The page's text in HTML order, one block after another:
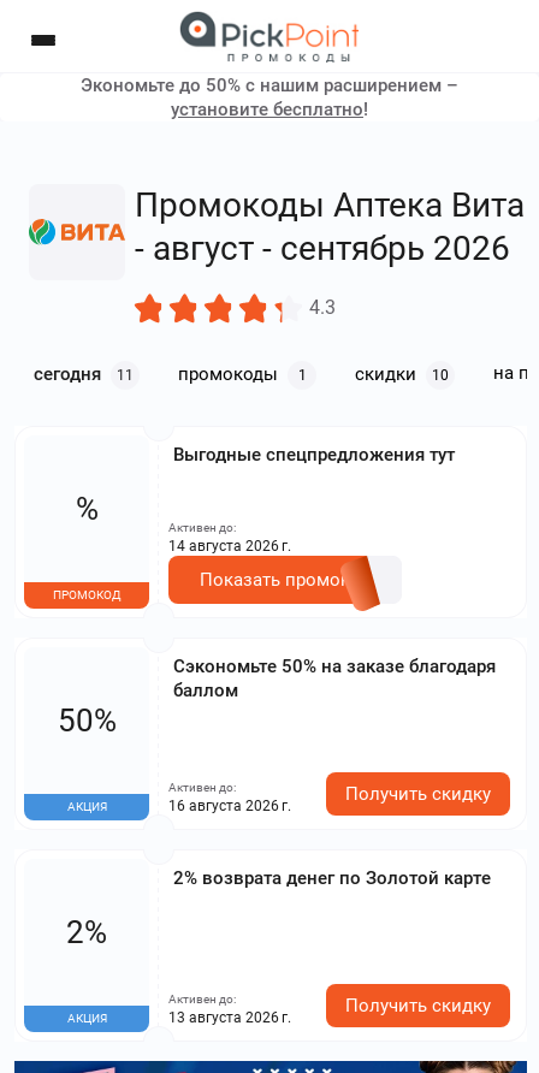
Экономьте до 50% с нашим расширением –
установите бесплатно!
Промокоды Аптека Вита
- август - сентябрь 2026
4.3
сегодня 11 промокоды 1 скидки 10 на
Выгодные спецпредложения тут
%
ПРОМОКОД
Активен до:
14 августа 2026 г.
Показать промокод
Сэкономьте 50% на заказе благодаря
баллом
50%
АКЦИЯ
Активен до:
16 августа 2026 г.
Получить скидку
2% возврата денег по Золотой карте
2%
АКЦИЯ
Активен до:
13 августа 2026 г.
Получить скидку